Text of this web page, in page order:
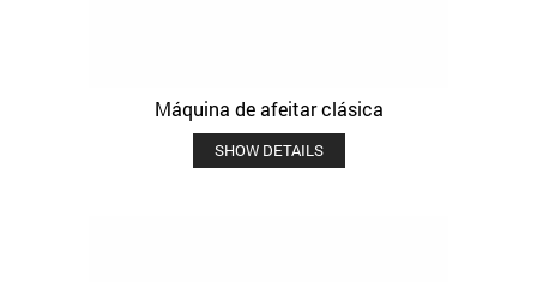
Máquina de afeitar clásica
SHOW DETAILS